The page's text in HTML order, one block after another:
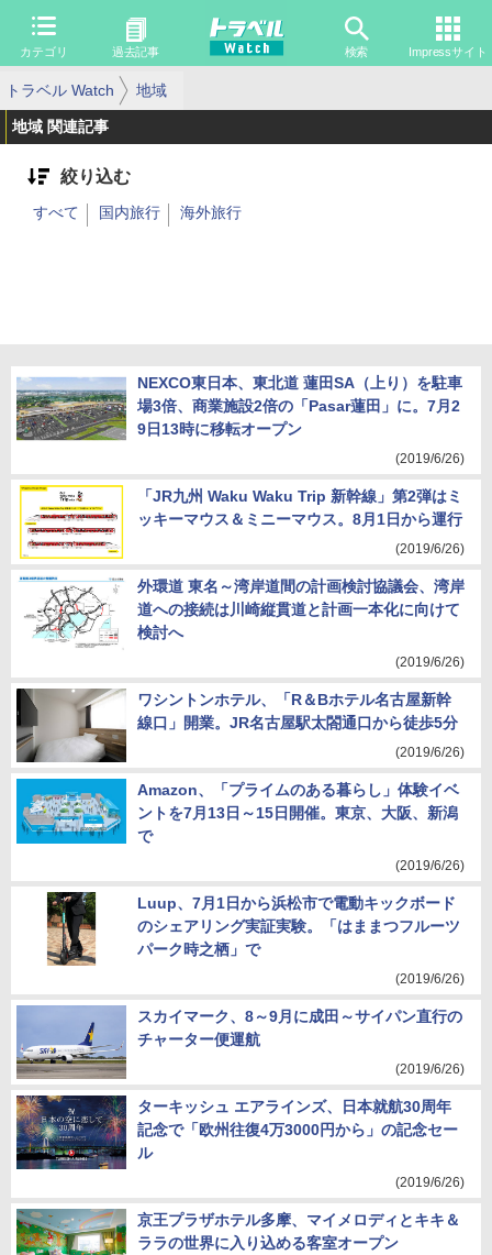
カテゴリ 過去記事 検索 Impressサイト
トラベル Watch 地域
地域 関連記事
絞り込む
すべて 国内旅行 海外旅行
NEXCO東日本、東北道 蓮田SA（上り）を駐車
場3倍、商業施設2倍の「Pasar蓮田」に。7月2
9日13時に移転オープン
(2019/6/26)
「JR九州 Waku Waku Trip 新幹線」第2弾はミ
ッキーマウス＆ミニーマウス。8月1日から運行
(2019/6/26)
外環道 東名～湾岸道間の計画検討協議会、湾岸
道への接続は川崎縦貫道と計画一本化に向けて
検討へ
(2019/6/26)
ワシントンホテル、「R＆Bホテル名古屋新幹
線口」開業。JR名古屋駅太閤通口から徒歩5分
(2019/6/26)
Amazon、「プライムのある暮らし」体験イベ
ントを7月13日～15日開催。東京、大阪、新潟
で
(2019/6/26)
Luup、7月1日から浜松市で電動キックボード
のシェアリング実証実験。「はままつフルーツ
パーク時之栖」で
(2019/6/26)
スカイマーク、8～9月に成田～サイパン直行の
チャーター便運航
(2019/6/26)
ターキッシュ エアラインズ、日本就航30周年
記念で「欧州往復4万3000円から」の記念セー
ル
(2019/6/26)
京王プラザホテル多摩、マイメロディとキキ＆
ララの世界に入り込める客室オープン